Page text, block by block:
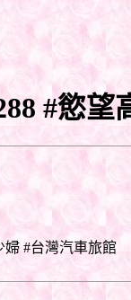
#慾望
婦 #台灣汽車旅館